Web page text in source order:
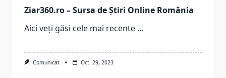
Ziar360.ro – Sursa de Știri Online România
Aici veți găsi cele mai recente ...
Comunicat Oct. 29, 2023